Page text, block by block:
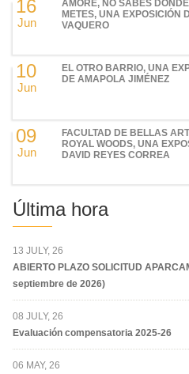
16
Jun
AMORE, NO SABES
METES, UNA EXPOSICIÓN
VAQUERO
10
Jun
EL OTRO BARRIO, UNA
DE AMAPOLA JIMÉNEZ
09
Jun
FACULTAD DE BELLAS
ROYAL WOODS, UNA
DAVID REYES CORREA
Última hora
13 JULY, 26
ABIERTO PLAZO SOLICITUD
septiembre de 2026)
08 JULY, 26
Evaluación compensatoria 2025-26
06 MAY, 26